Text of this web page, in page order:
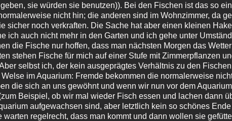
sie würden sie benutzen)). Bei den Fischen ist das so
nicht hin; die anderen sind im Wohnzimmer, da
sicher noch verkraften. Die Sache hat aber einen kleinen
ich auch nicht mehr in den Garten und ich gehe unter
die Fische nur hoffen, dass man nächsten Morgen das
stehen Fische für mich auf einer Stufe mit Zimmerpflanzen
selbst ich, der kein ausgeprägtes Verhältnis zu den
im Aquarium: Fremde bekommen die normalerweise
die sich an uns gewöhnt und wenn wir nun vor dem
Beispiel, ob wir mal wieder Fisch essen und lachen dann
aufgewachsen sind, aber letztlich kein so schönes
warten regelrecht, dass man kommt und dann wollen sie